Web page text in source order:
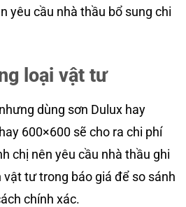
yêu cầu nhà thầu bổ sung chi
loại vật tư
dùng sơn Dulux hay
600×600 sẽ cho ra chi phí
chị nên yêu cầu nhà thầu ghi
vật tư trong báo giá để so sánh
chính xác.